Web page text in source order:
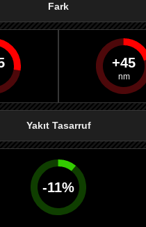
PLUS'TA
Fark
45
Yakıt Tasarruf
-11%